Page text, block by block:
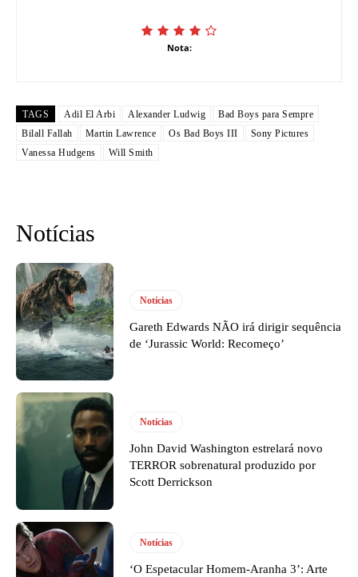
Nota:
TAGS Adil El Arbi Alexander Ludwig
Bad Boys para Sempre
Bilall Fallah
Martin Lawrence Os Bad Boys III
Sony Pictures
Vanessa Hudgens
Will Smith
Notícias
Notícias
Gareth Edwards NÃO irá dirigir sequência
de ‘Jurassic World: Recomeço’
Notícias
John David Washington estrelará novo
TERROR sobrenatural produzido por
Scott Derrickson
Notícias
‘O Espetacular Homem-Aranha 3’: Arte